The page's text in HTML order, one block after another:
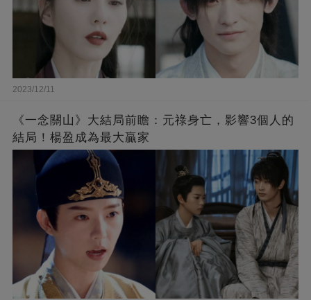
2023/12/11
《一念關山》大結局前瞻：元祿身亡，影響3個人的
結局！楊盈成為最大贏家